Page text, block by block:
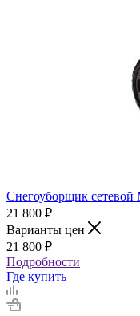
Снегоуборщик
21 800 ₽
Варианты цен
21 800 ₽
Подробности
Где купить